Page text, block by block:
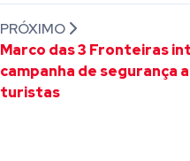
PRÓXIMO
Marco das 3 Fronteiras
campanha de segurança
turistas